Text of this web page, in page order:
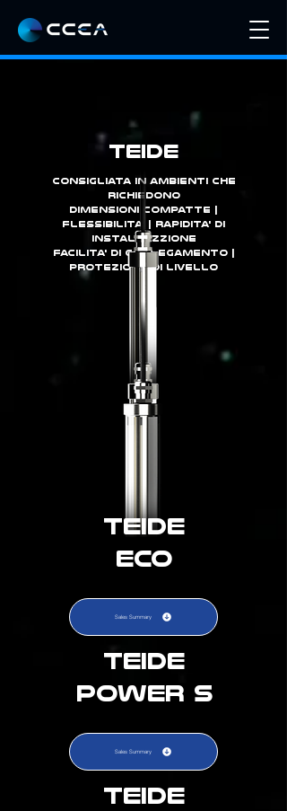
TEIDE
consigliata in ambienti che
richiedono
dimensioni compatte |
flessibilita' | rapidita' di
installazzione
facilita' di collegamento |
protezione di livello
TEIDE
ECO
Sales Summary
TEIDE
POWER S
Sales Summary
TEIDE